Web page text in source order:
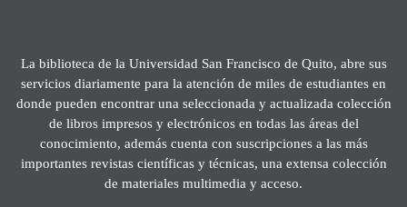
La biblioteca de la Universidad San Francisco de Quito, abre sus
servicios diariamente para la atención de miles de estudiantes en
donde pueden encontrar una seleccionada y actualizada colección
de libros impresos y electrónicos en todas las áreas del
conocimiento, además cuenta con suscripciones a las más
importantes revistas científicas y técnicas, una extensa colección
de materiales multimedia y acceso.